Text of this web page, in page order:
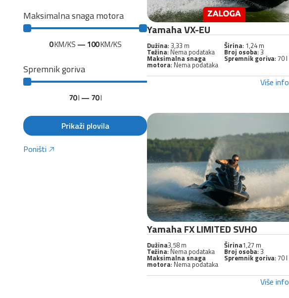
Maksimalna snaga motora
0KM/KS — 100KM/KS
Spremnik goriva
70l — 70l
Prikaži plovila
Poništi
Yamaha VX-EU
Dužina: 3,33 m Širina: 1,24 m
Težina: Nema podataka Broj osoba: 3
Maksimalna snaga
motora: Nema podataka
Spremnik goriva: 70 l
Više info
Yamaha FX LIMITED SVHO
Dužina3,58 m Širina1,27 m
Težina: Nema podataka Broj osoba: 3
Maksimalna snaga
motora: Nema podataka
Spremnik goriva: 70 l
Više info